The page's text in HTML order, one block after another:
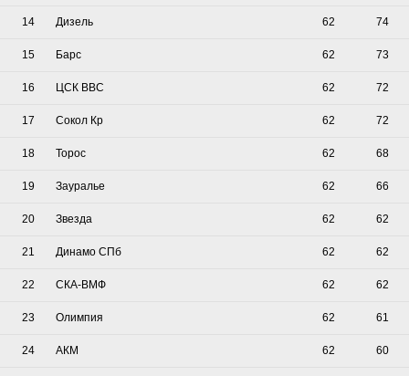
14 Дизель 62 74
15 Барс 62 73
16 ЦСК ВВС 62 72
17 Сокол Кр 62 72
18 Торос 62 68
19 Зауралье 62 66
20 Звезда 62 62
21 Динамо СПб 62 62
22 СКА-ВМФ 62 62
23 Олимпия 62 61
24 АКМ 62 60